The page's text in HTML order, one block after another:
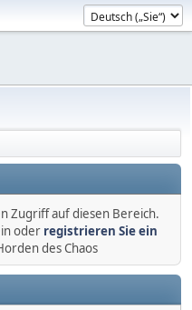
Zugriff auf diesen Bereich.
oder registrieren Sie ein
des Chaos